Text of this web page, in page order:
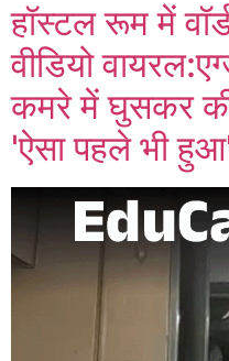
हॉस्टल रूम में
वीडियो
कमरे में घुसकर की
'ऐसा पहले भी